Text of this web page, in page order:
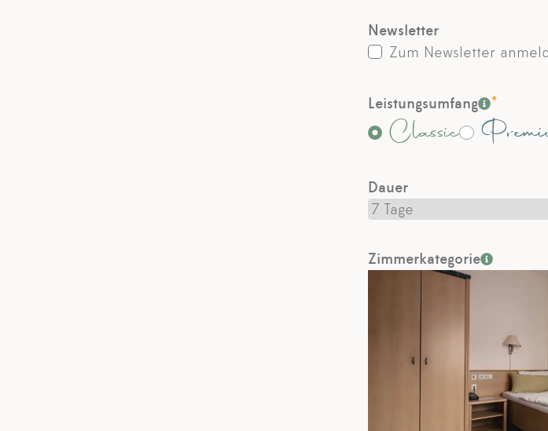
Newsletter
Zum Newsletter
Leistungsumfang *
Classic
Dauer
Zimmerkategorie